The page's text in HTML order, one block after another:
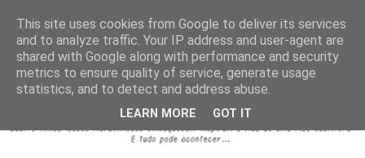
This site uses cookies from Google to deliver its services
and to analyze traffic. Your IP address and user-agent are
shared with Google along with performance and security
metrics to ensure quality of service, generate usage
statistics, and to detect and address abuse.
LEARN MORE GOT IT